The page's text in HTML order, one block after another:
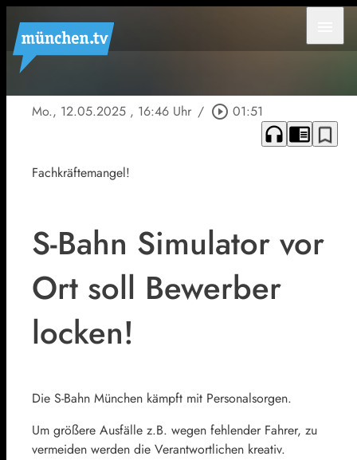
Mo., 12.05.2025 , 16:46 Uhr / play_circle_outline 01:51
headphones chrome_reader_mode bookmark_border
Fachkräftemangel!
S-Bahn Simulator vor
Ort soll Bewerber
locken!
Die S-Bahn München kämpft mit Personalsorgen.
Um größere Ausfälle z.B. wegen fehlender Fahrer, zu
vermeiden werden die Verantwortlichen kreativ.